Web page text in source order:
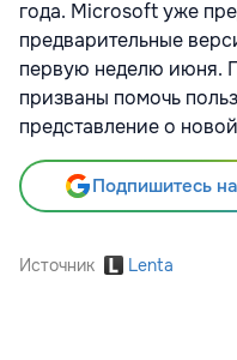
года. Microsoft уже
предварительные
первую неделю июня.
призваны помочь
представление о
Подпишитесь
Источник Lenta